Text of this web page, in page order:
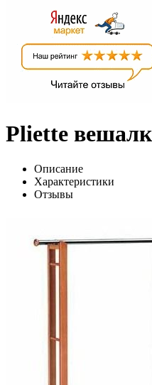
Pliette
Описание
Характеристики
Отзывы